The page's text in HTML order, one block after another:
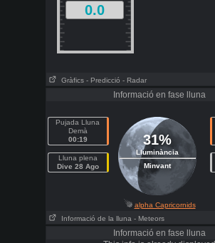
0.0
Gràfics - Predicció - Radar
Informació en fase lluna
Pujada Lluna
Demà
00:19
Lluna plena
Dive 28 Ago
31%
Lluminància
Minvant
alpha Capricornids
Informació de la lluna - Meteors
Informació en fase lluna